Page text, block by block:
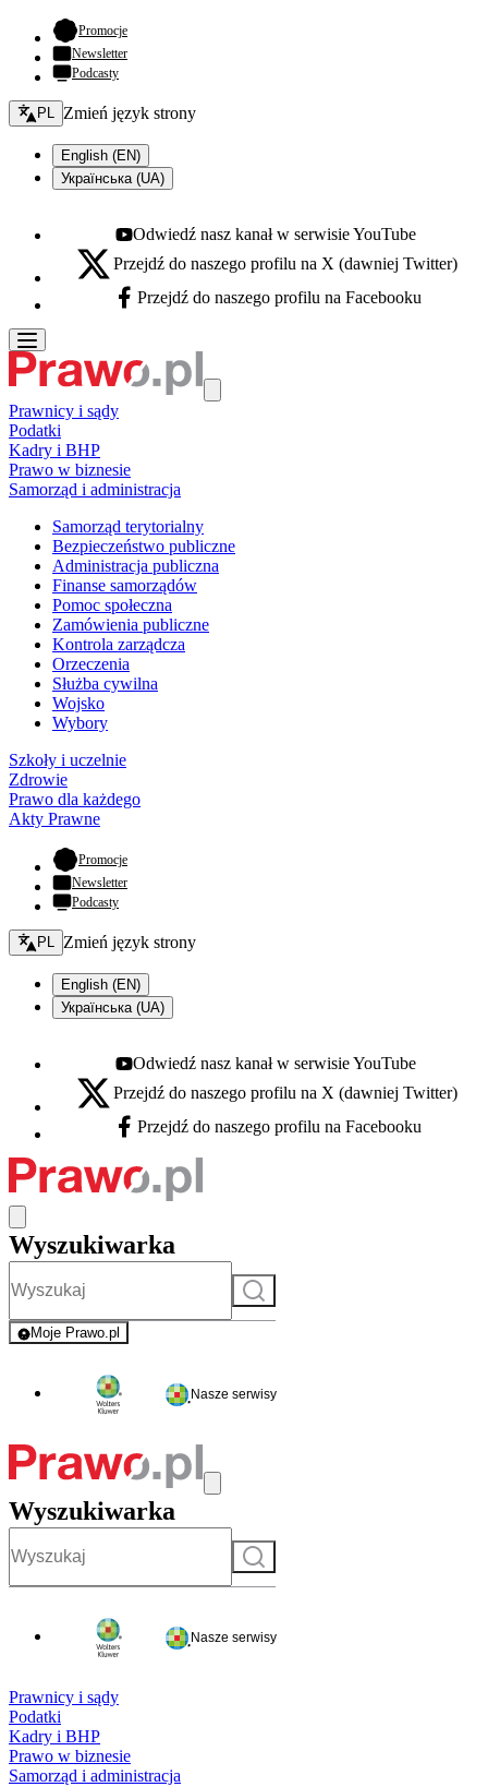
Promocje- otwiera się w nowej karcie
Newsletter
Podcasty
Zmień język - bieżący:
PL Zmień język strony
English (EN)
Українська (UA)
Youtube - otwiera się w nowej karcie
Odwiedź nasz kanał w serwisie YouTube
X - otwiera się w nowej karcie
Przejdź do naszego profilu na X (dawniej Twitter)
Facebook - otwiera się w nowej karcie
Przejdź do naszego profilu na Facebooku
Prawnicy i sądy
Podatki
Kadry i BHP
Prawo w biznesie
Samorząd i administracja
Samorząd terytorialny
Bezpieczeństwo publiczne
Administracja publiczna
Finanse samorządów
Pomoc społeczna
Zamówienia publiczne
Kontrola zarządcza
Orzeczenia
Służba cywilna
Wojsko
Wybory
Szkoły i uczelnie
Zdrowie
Prawo dla każdego
Akty Prawne
Promocje- otwiera się w nowej karcie
Newsletter
Podcasty
Zmień język - bieżący:
PL Zmień język strony
English (EN)
Українська (UA)
Youtube - otwiera się w nowej karcie
Odwiedź nasz kanał w serwisie YouTube
X - otwiera się w nowej karcie
Przejdź do naszego profilu na X (dawniej Twitter)
Facebook - otwiera się w nowej karcie
Przejdź do naszego profilu na Facebooku
Wyszukiwarka
Szukaj
Moje Prawo.pl
- rejestracja i logowanie do serwisu
Nasze serwisy
Wyszukiwarka
Szukaj
Nasze serwisy
Prawnicy i sądy
Podatki
Kadry i BHP
Prawo w biznesie
Samorząd i administracja